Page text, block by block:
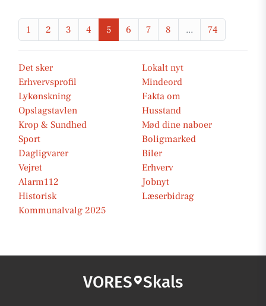
1 2 3 4 5 6 7 8 ... 74
Det sker
Lokalt nyt
Erhvervsprofil
Mindeord
Lykønskning
Fakta om
Opslagstavlen
Husstand
Krop & Sundhed
Mød dine naboer
Sport
Boligmarked
Dagligvarer
Biler
Vejret
Erhverv
Alarm112
Jobnyt
Historisk
Læserbidrag
Kommunalvalg 2025
VORES Skals